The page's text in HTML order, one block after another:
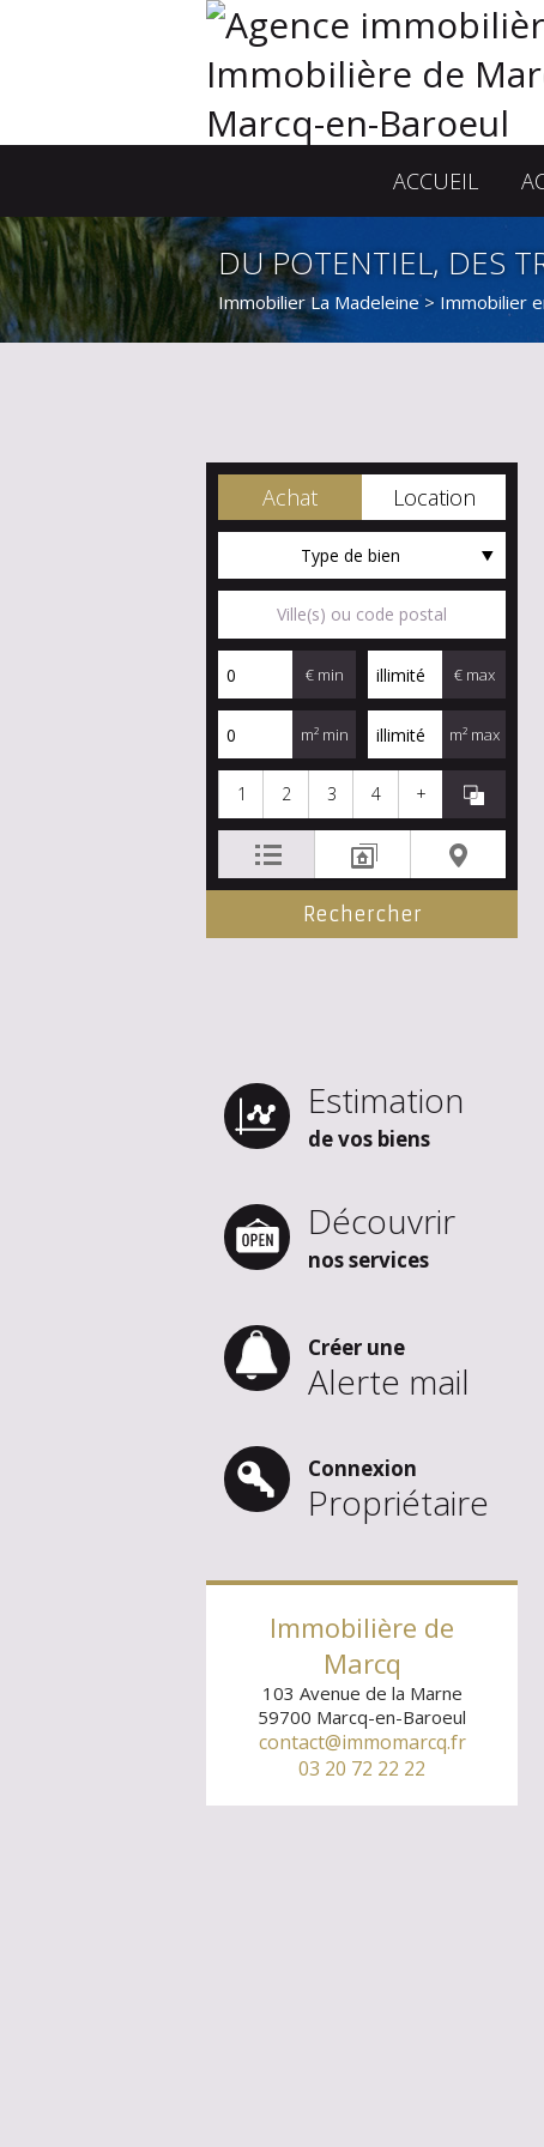
ACCUEIL
DU POTENTIEL, DES
Immobilier La Madeleine > Immobilier
Achat Location
Type de bien
€ min € max
m² min m² max
1 2 3 4 +
Estimation
de vos biens
Découvrir
nos services
Créer une
Alerte mail
Connexion
Propriétaire
Immobilière de
Marcq
103 Avenue de la Marne
59700 Marcq-en-Baroeul
contact@immomarcq.fr
03 20 72 22 22